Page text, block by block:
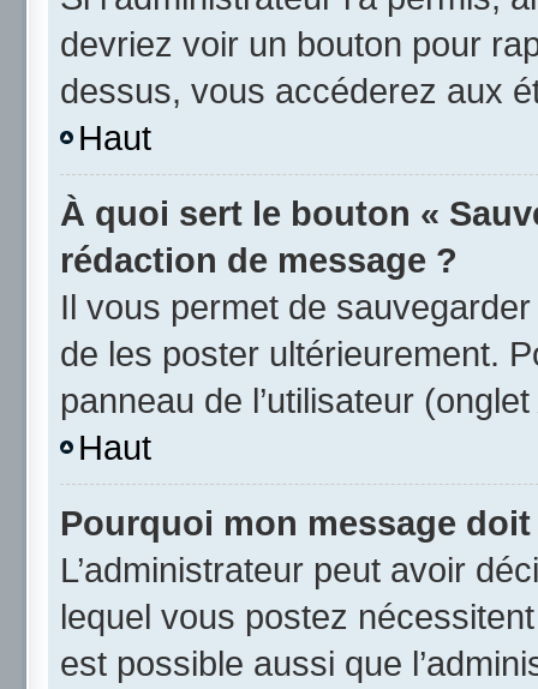
devriez voir un bouton pour
dessus, vous accéderez aux
Haut
À quoi sert le bouton «
rédaction de message ?
Il vous permet de
de les poster ultérieurement.
panneau de l’utilisateur (onglet
Haut
Pourquoi mon message
L’administrateur peut avoir
lequel vous postez
est possible aussi que